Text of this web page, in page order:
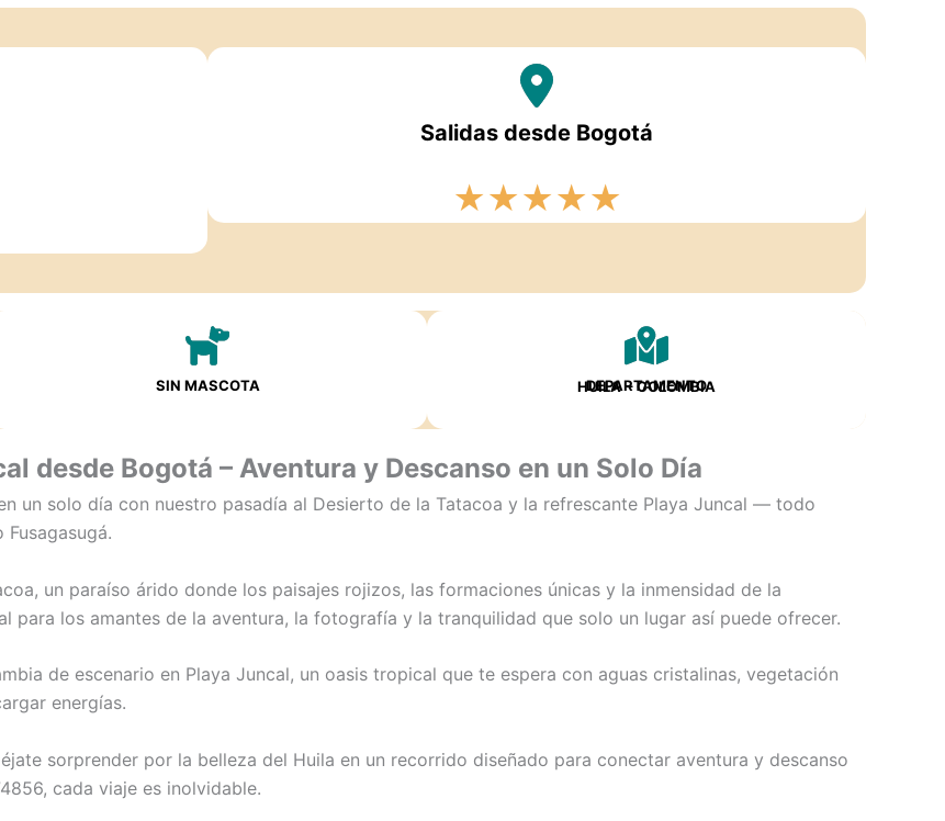
Salidas desde Bogotá
★★★★★
SIN MASCOTA DEPARTAMENTO
HUILA – COLOMBIA
desde Bogotá – Aventura y Descanso en un Solo Día
un solo día con nuestro pasadía al Desierto de la Tatacoa y la refrescante Playa Juncal — todo
un paraíso árido donde los paisajes rojizos, las formaciones únicas y la inmensidad de la
para los amantes de la aventura, la fotografía y la tranquilidad que solo un lugar así puede ofrecer.
de escenario en Playa Juncal, un oasis tropical que te espera con aguas cristalinas, vegetación
energías.
sorprender por la belleza del Huila en un recorrido diseñado para conectar aventura y descanso
cada viaje es inolvidable.